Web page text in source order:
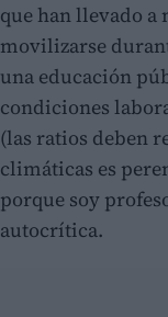
que han llevado a
movilizarse
una educación
condiciones
(las ratios deben
climáticas es
porque soy
autocrítica.